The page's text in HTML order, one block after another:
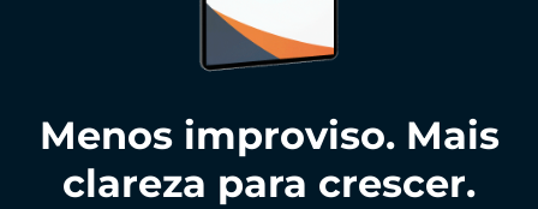
Menos improviso. Mais
clareza para crescer.